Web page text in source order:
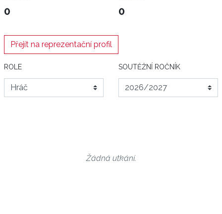
0 0
Přejít na reprezentační profil
ROLE SOUTĚŽNÍ ROČNÍK
Žádná utkání.